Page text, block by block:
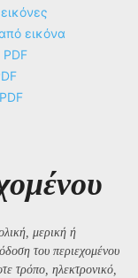
εικόνα
μερική ή
του περιεχομένου
τρόπο, ηλεκτρονικό,